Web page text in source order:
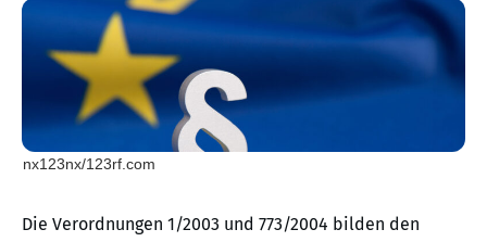
nx123nx/123rf.com
Die Verordnungen 1/2003 und 773/2004 bilden den